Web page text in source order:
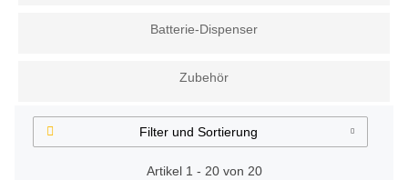
Batterie-Dispenser
Zubehör
Filter und Sortierung
Artikel 1 - 20 von 20